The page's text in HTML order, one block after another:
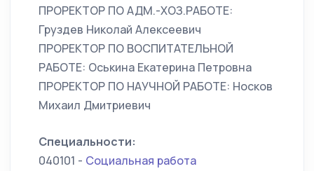
ПРОРЕКТОР ПО АДМ.-ХОЗ.РАБОТЕ:
Груздев Николай Алексеевич
ПРОРЕКТОР ПО ВОСПИТАТЕЛЬНОЙ
РАБОТЕ: Оськина Екатерина Петровна
ПРОРЕКТОР ПО НАУЧНОЙ РАБОТЕ: Носков
Михаил Дмитриевич
Специальности:
040101 - Социальная работа